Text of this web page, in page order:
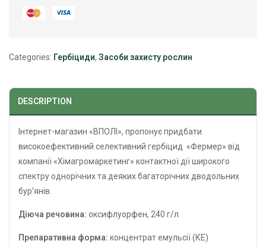
Categories: Гербіциди, Засоби захисту рослин
DESCRIPTION
Інтернет-магазин «ВПОЛІ», пропонує придбати
високоефективний селективний гербіцид «Фермер» від
компанії «Хімагромаркетинг» контактної дії широкого
спектру однорічних та деяких багаторічних дводольних
бур’янів.
Діюча речовина: оксифлуорфен, 240 г/л
Препаративна форма: концентрат емульсії (КЕ)